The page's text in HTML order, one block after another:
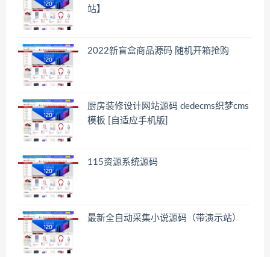
站】
2022新盲盒商品源码 随机开箱抢购
厨房装修设计网站源码 dedecms织梦cms
模板 [自适应手机版]
115资源系统源码
最新全自动采集小说源码（带演示站）